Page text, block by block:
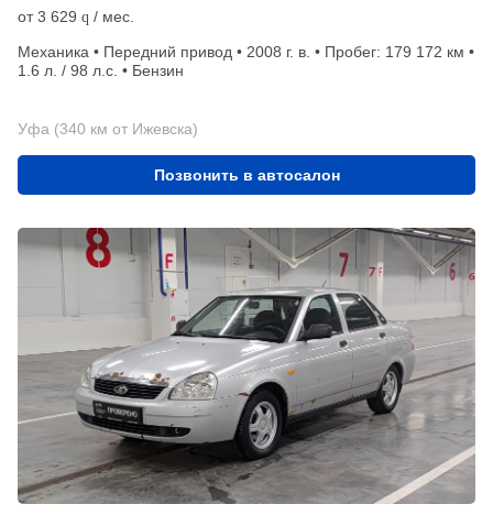
от3 629 q / мес.
Механика • Передний привод • 2008 г. в. • Пробег: 179 172 км •
1.6 л. / 98 л.с. • Бензин
Уфа (340 км от Ижевска)
Позвонить в автосалон